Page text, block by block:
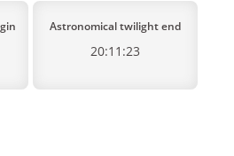
Astronomical twilight end
20:11:23